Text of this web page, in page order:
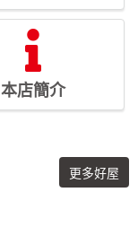
本店簡介
更多好屋